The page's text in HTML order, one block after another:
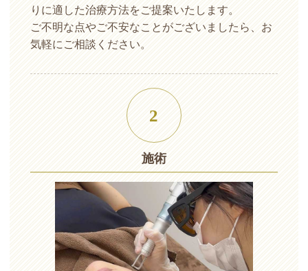
りに適した治療方法をご提案いたします。
ご不明な点やご不安なことがございましたら、お
気軽にご相談ください。
2
施術